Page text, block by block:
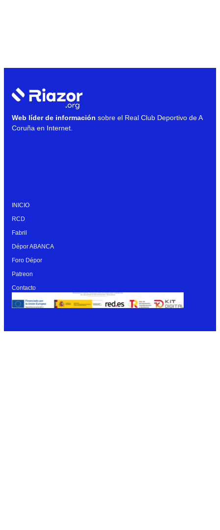
Web líder de información sobre el Real Club Deportivo de A
Coruña en Internet.
INICIO
RCD
Fabril
Dépor ABANCA
Foro Dépor
Patreon
Contacto